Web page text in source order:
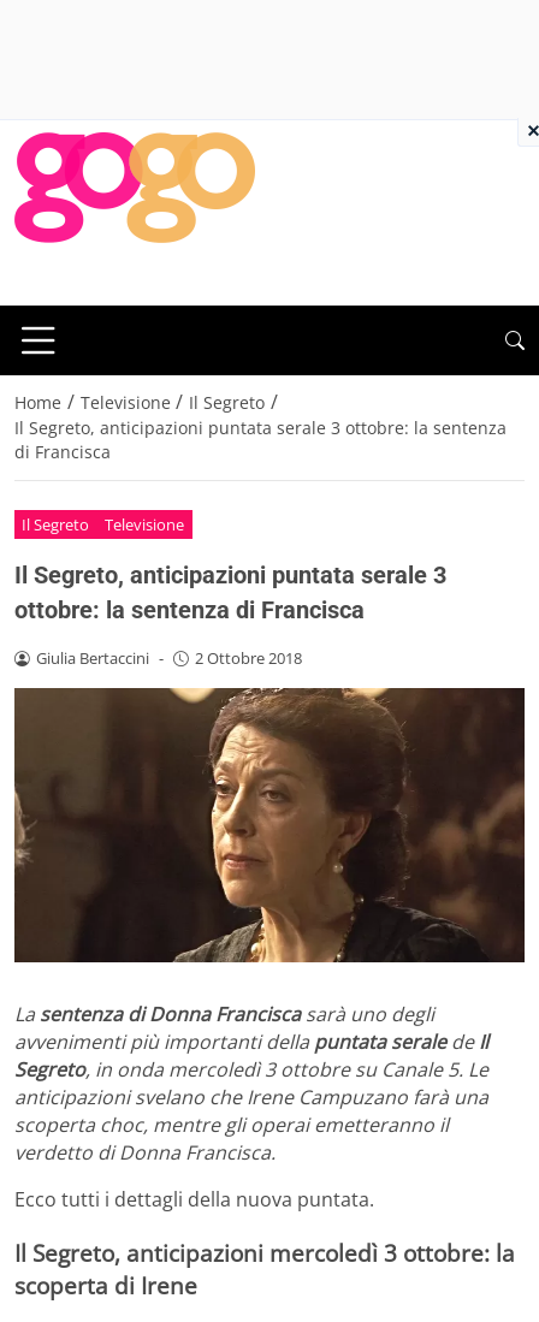
Home / Televisione / Il Segreto /
Il Segreto, anticipazioni puntata serale 3 ottobre: la sentenza
di Francisca
Il Segreto Televisione
Il Segreto, anticipazioni puntata serale 3
ottobre: la sentenza di Francisca
Giulia Bertaccini - 2 Ottobre 2018
La sentenza di Donna Franciscasarà uno degli
avvenimenti più importanti della puntata seraledeIl
Segreto, in onda mercoledì 3 ottobre su Canale 5. Le
anticipazioni svelano che Irene Campuzano farà una
scoperta choc, mentre gli operai emetteranno il
verdetto di Donna Francisca.
Ecco tutti i dettagli della nuova puntata.
Il Segreto, anticipazioni mercoledì 3 ottobre: la
scoperta di Irene
×